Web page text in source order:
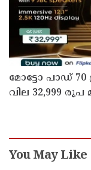
മോട്ടോ പാഡ് 70
വില 32,999
You May Like